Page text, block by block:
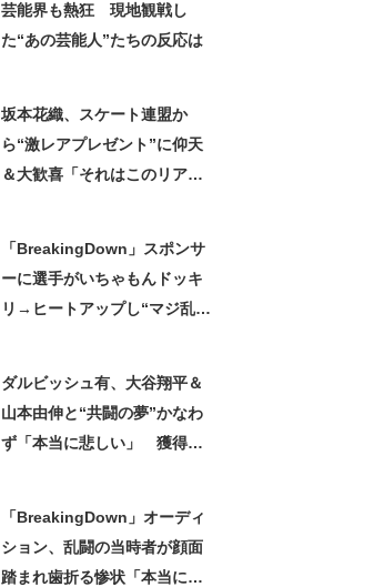
芸能界も熱狂 現地観戦し
た“あの芸能人”たちの反応は
坂本花織、スケート連盟か
ら“激レアプレゼント”に仰天
＆大歓喜「それはこのリアク
「BreakingDown」スポンサ
ーに選手がいちゃもんドッキ
リ→ヒートアップし“マジ乱
ダルビッシュ有、大谷翔平＆
山本由伸と“共闘の夢”かなわ
ず「本当に悲しい」 獲得に
「BreakingDown」オーディ
ション、乱闘の当時者が顔面
踏まれ歯折る惨状「本当に過